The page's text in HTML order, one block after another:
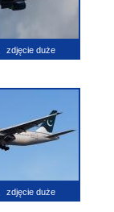
zdjęcie duże
zdjęcie duże